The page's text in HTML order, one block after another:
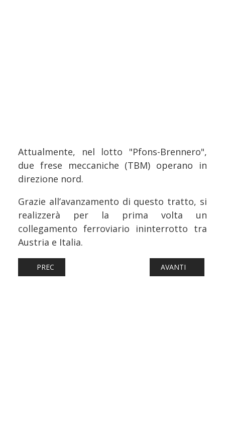
Attualmente, nel lotto "Pfons-Brennero",
due frese meccaniche (TBM) operano in
direzione nord.
Grazie all’avanzamento di questo tratto, si
realizzerà per la prima volta un
collegamento ferroviario ininterrotto tra
Austria e Italia.
ARTICOLO PRECEDENTE: FERROVIE: CANTIERI IN
PREC ARTICOLO
AVANTI